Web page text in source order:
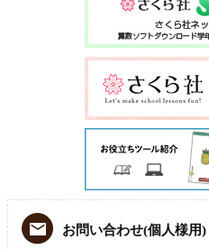
お問い合わせ(個人様用)